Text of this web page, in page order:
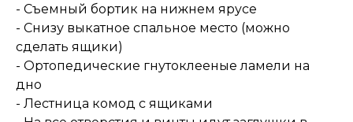
- Съемный бортик на нижнем ярусе
- Снизу выкатное спальное место (можно
сделать ящики)
- Ортопедические гнутоклееные ламели на
дно
- Лестница комод с ящиками